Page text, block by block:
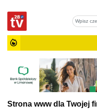
Strona www dla Twojej